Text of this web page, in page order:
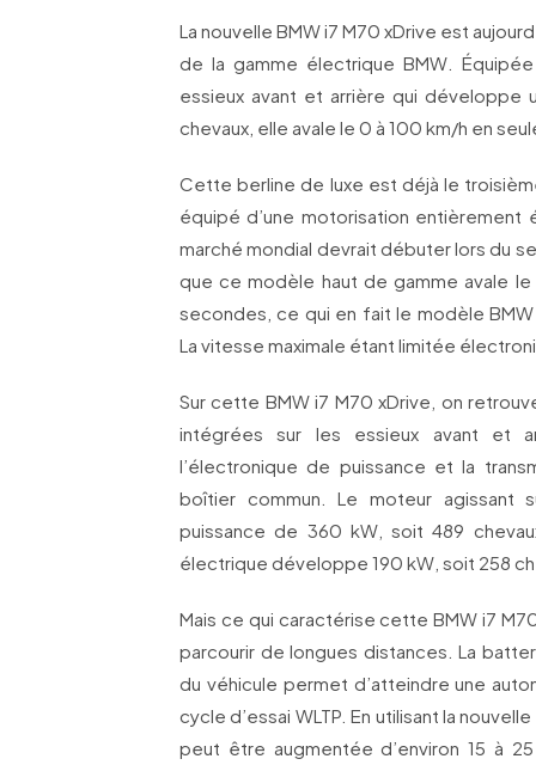
La nouvelle BMW i7 M70 xDrive est
de la gamme électrique BMW.
essieux avant et arrière qui développe
chevaux, elle avale le 0 à 100 km/h en
Cette berline de luxe est déjà le
équipé d’une motorisation entièrement
marché mondial devrait débuter lors du
que ce modèle haut de gamme avale
secondes, ce qui en fait le modèle
La vitesse maximale étant limitée
Sur cette BMW i7 M70 xDrive, on
intégrées sur les essieux avant et
l’électronique de puissance et la
boîtier commun. Le moteur agissant
puissance de 360 kW, soit 489
électrique développe 190 kW, soit 258
Mais ce qui caractérise cette BMW i7
parcourir de longues distances. La
du véhicule permet d’atteindre une
cycle d’essai WLTP. En utilisant la
peut être augmentée d’environ 15 à